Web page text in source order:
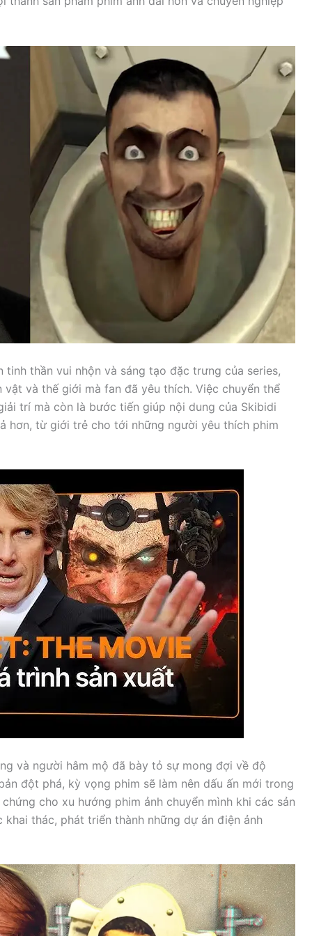
thần vui nhộn và sáng tạo đặc trưng của series,
và thế giới mà fan đã yêu thích. Việc chuyển thể
trí mà còn là bước tiến giúp nội dung của Skibidi
hơn, từ giới trẻ cho tới những người yêu thích phim
và người hâm mộ đã bày tỏ sự mong đợi về độ
đột phá, kỳ vọng phim sẽ làm nên dấu ấn mới trong
cho xu hướng phim ảnh chuyển mình khi các sản
thác, phát triển thành những dự án điện ảnh